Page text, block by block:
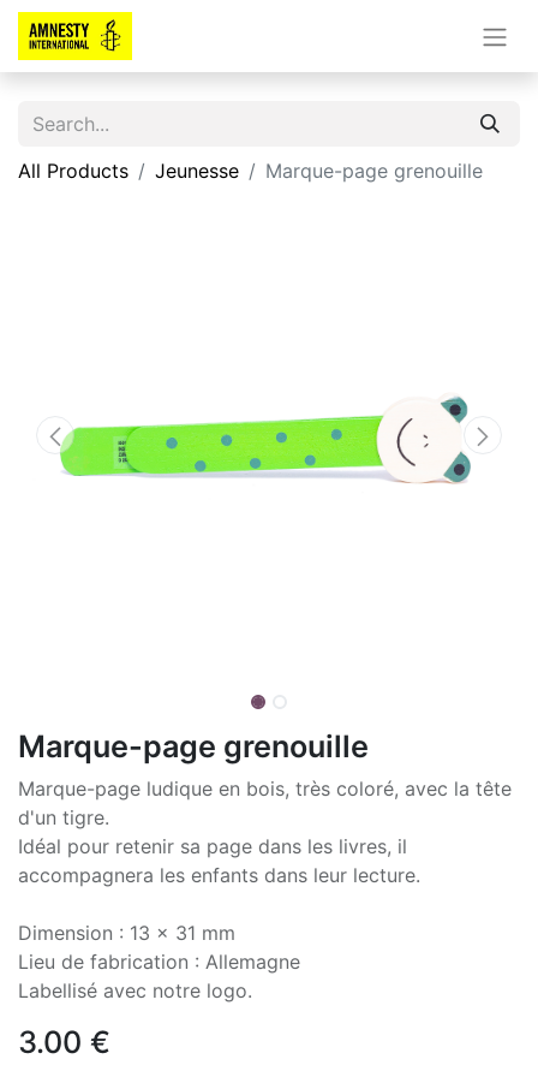
All Products Jeunesse Marque-page grenouille
Marque-page grenouille
Marque-page ludique en bois, très coloré, avec la tête
d'un tigre.
Idéal pour retenir sa page dans les livres, il
accompagnera les enfants dans leur lecture.
Dimension : 13 x 31 mm
Lieu de fabrication : Allemagne
Labellisé avec notre logo.
3.00 €